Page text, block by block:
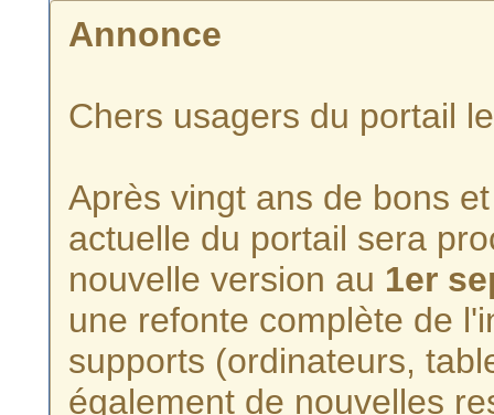
Annonce
Chers usagers du portail
Après vingt ans de bons
actuelle du portail sera
nouvelle version au 1er
une refonte complète de
supports (ordinateurs,
également de nouvelles